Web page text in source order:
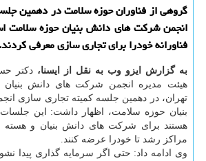
گروهی از فناوران حوزه سلامت در دهمین
انجمن شرکت های دانش بنیان حوزه سلامت
فناورانه خودرا برای تجاری سازی معرفی کردند.
به گزارش ایزو وب به نقل از ایسنا، دکتر
هیئت مدیره انجمن شرکت های دانش
تهران، در دهمین جلسه کمیته تجاری سازی
بنیان حوزه سلامت، اظهار داشت: این
هستند برای شرکت های دانش بنیان و هسته
مراکز رشد تا خودرا عرضه کنند.
وی ادامه داد: حتی اگر سرمایه گذاری پیدا